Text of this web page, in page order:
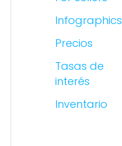
Infographics
Precios
Tasas de
interés
Inventario